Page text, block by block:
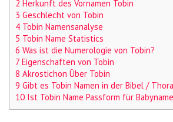
2 Herkunft des Vornamen Tobin
3 Geschlecht von Tobin
4 Tobin Namensanalyse
5 Tobin Name Statistics
6 Was ist die Numerologie von Tobin?
7 Eigenschaften von Tobin
8 Akrostichon Über Tobin
9 Gibt es Tobin Namen in der Bibel /
10 Ist Tobin Name Passform für